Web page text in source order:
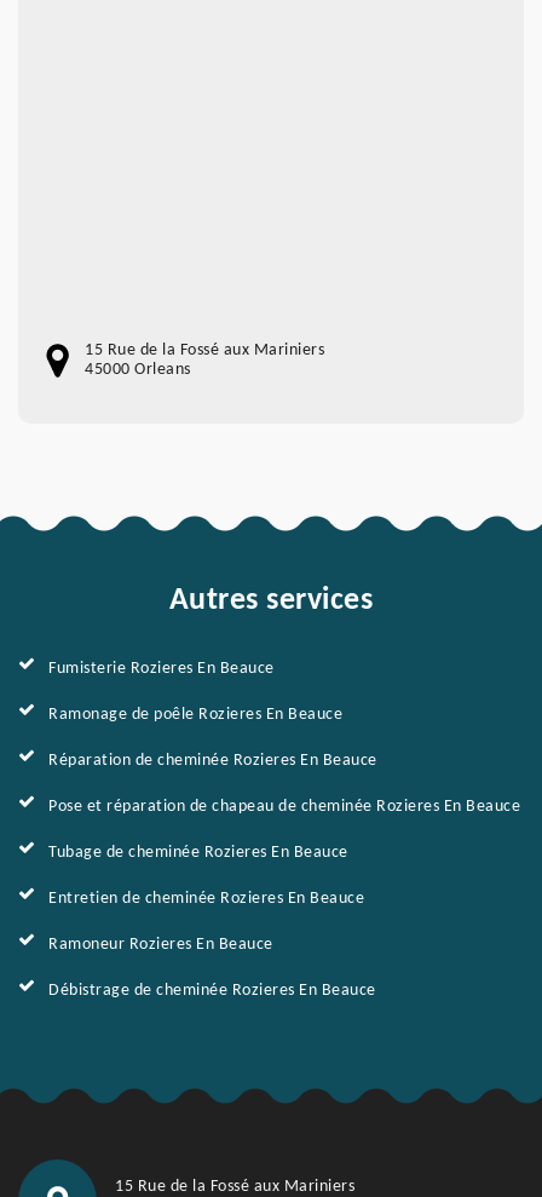
15 Rue de la Fossé aux Mariniers
45000 Orleans
Autres services
Fumisterie Rozieres En Beauce
Ramonage de poêle Rozieres En Beauce
Réparation de cheminée Rozieres En Beauce
Pose et réparation de chapeau de cheminée Rozieres En Beauce
Tubage de cheminée Rozieres En Beauce
Entretien de cheminée Rozieres En Beauce
Ramoneur Rozieres En Beauce
Débistrage de cheminée Rozieres En Beauce
15 Rue de la Fossé aux Mariniers